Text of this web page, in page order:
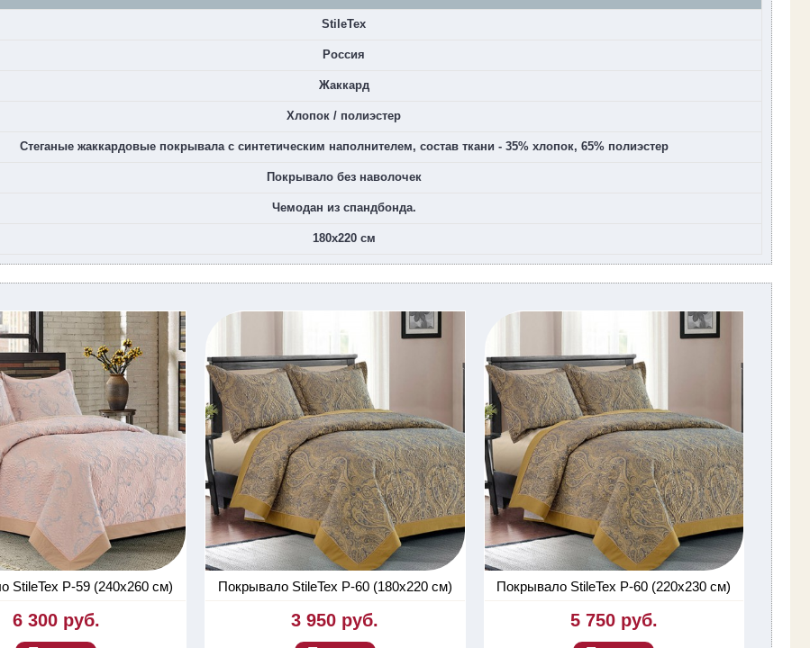
StileTex
Россия
Жаккард
Хлопок / полиэстер
Стеганые жаккардовые покрывала с синтетическим наполнителем, состав ткани - 35% хлопок, 65% полиэстер
Покрывало без наволочек
Чемодан из спандбонда.
180х220 см
StileTex P-59 (240х260 см)
6 300 руб.
Покрывало StileTex P-60 (180х220 см)
3 950 руб.
Покрывало StileTex P-60 (220х230 см)
5 750 руб.